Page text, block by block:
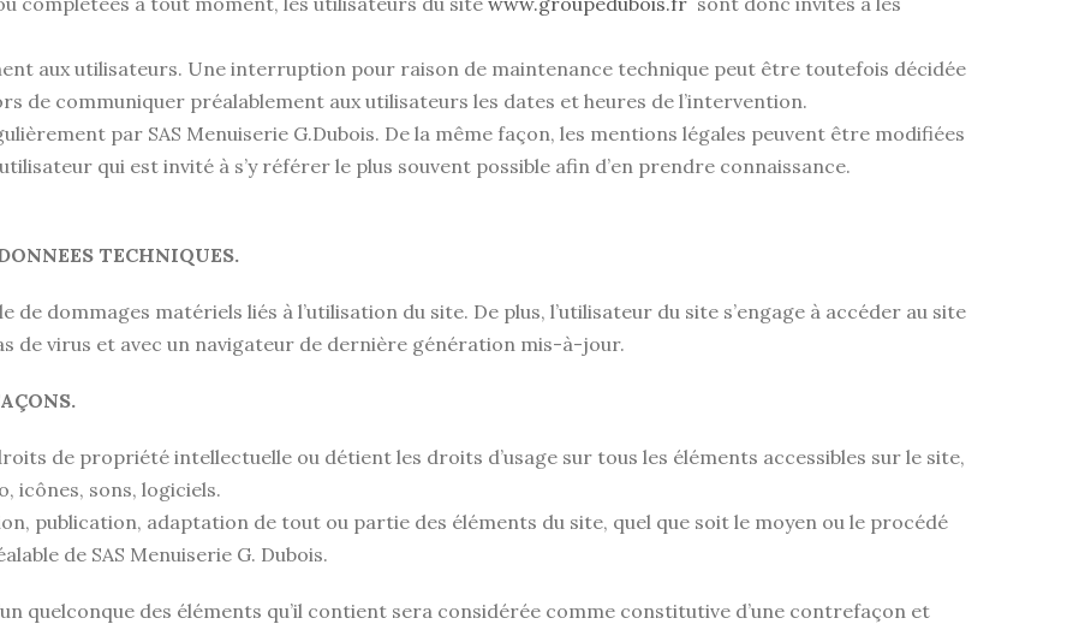
aux utilisateurs. Une interruption pour raison de maintenance technique peut être toutefois décidée
de communiquer préalablement aux utilisateurs les dates et heures de l’intervention.
par SAS Menuiserie G.Dubois. De la même façon, les mentions légales peuvent être modifiées
qui est invité à s’y référer le plus souvent possible afin d’en prendre connaissance.
TECHNIQUES.
dommages matériels liés à l’utilisation du site. De plus, l’utilisateur du site s’engage à accéder au site
de virus et avec un navigateur de dernière génération mis-à-jour.
de propriété intellectuelle ou détient les droits d’usage sur tous les éléments accessibles sur le site,
icônes, sons, logiciels.
publication, adaptation de tout ou partie des éléments du site, quel que soit le moyen ou le procédé
de SAS Menuiserie G. Dubois.
quelconque des éléments qu’il contient sera considérée comme constitutive d’une contrefaçon et